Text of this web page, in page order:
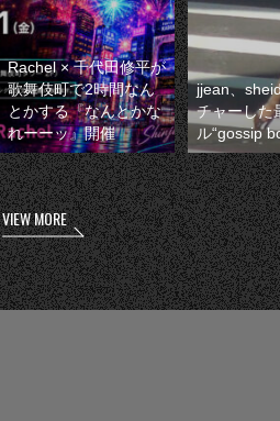
Rachel × 千代田修平が
歌舞伎町で2時間なん
とかする『なんとかな
れーーッ』開催
jjean、
チャーした
ル“gossip
VIEW MORE